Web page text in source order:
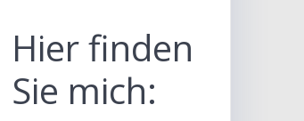
Hier finden
Sie mich: